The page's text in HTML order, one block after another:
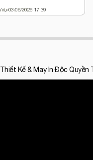
Vụ 03/06/2026 17:39
Kế & May In Độc